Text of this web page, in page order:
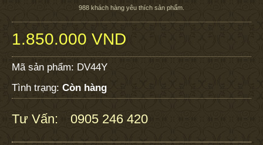
988 khách hàng yêu thích sản phẩm.
1.850.000 VND
Mã sản phẩm: DV44Y
Tình trạng: Còn hàng
Tư Vấn: 0905 246 420